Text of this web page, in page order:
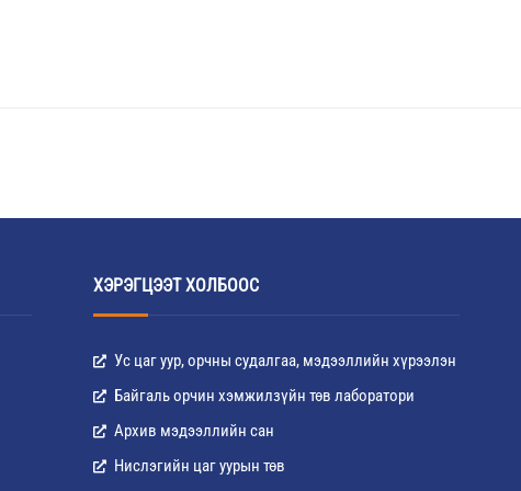
ХЭРЭГЦЭЭТ ХОЛБООС
Ус цаг уур, орчны судалгаа, мэдээллийн хүрээлэн
Байгаль орчин хэмжилзүйн төв лаборатори
Архив мэдээллийн сан
Нислэгийн цаг уурын төв